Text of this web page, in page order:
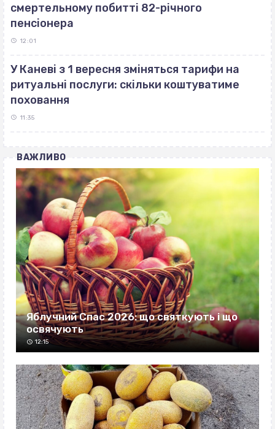
смертельному побитті 82-річного
пенсіонера
12:01
У Каневі з 1 вересня зміняться тарифи на
ритуальні послуги: скільки коштуватиме
поховання
11:35
ВАЖЛИВО
Яблучний Спас 2026: що святкують і що
освячують
12:15